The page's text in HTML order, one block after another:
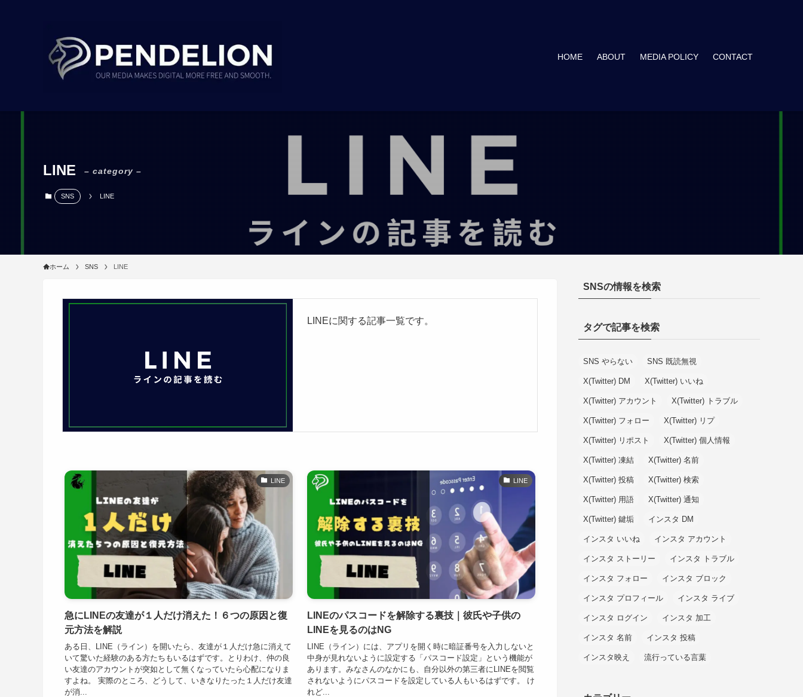
HOME ABOUT MEDIA POLICY CONTACT
LINE – category –
SNS LINE
ホーム SNS LINE
LINEに関する記事一覧です。
LINE
急にLINEの友達が１人だけ消えた！６つの原因と復
元方法を解説
ある日、LINE（ライン）を開いたら、友達が１人だけ急に消えて
いて驚いた経験のある方たちもいるはずです。とりわけ、仲の良
い友達のアカウントが突如として無くなっていたら心配になりま
すよね。 実際のところ、どうして、いきなりたった１人だけ友達
が消...
LINE
LINEのパスコードを解除する裏技｜彼氏や子供の
LINEを見るのはNG
LINE（ライン）には、アプリを開く時に暗証番号を入力しないと
中身が見れないように設定する「パスコード設定」という機能が
あります。みなさんのなかにも、自分以外の第三者にLINEを閲覧
されないようにパスコードを設定している人もいるはずです。 け
れど...
SNSの情報を検索
タグで記事を検索
SNS やらない SNS 既読無視
X(Twitter) DM X(Twitter) いいね
X(Twitter) アカウント X(Twitter) トラブル
X(Twitter) フォロー X(Twitter) リプ
X(Twitter) リポスト X(Twitter) 個人情報
X(Twitter) 凍結 X(Twitter) 名前
X(Twitter) 投稿 X(Twitter) 検索
X(Twitter) 用語 X(Twitter) 通知
X(Twitter) 鍵垢 インスタ DM
インスタ いいね インスタ アカウント
インスタ ストーリー インスタ トラブル
インスタ フォロー インスタ ブロック
インスタ プロフィール インスタ ライブ
インスタ ログイン インスタ 加工
インスタ 名前 インスタ 投稿
インスタ映え 流行っている言葉